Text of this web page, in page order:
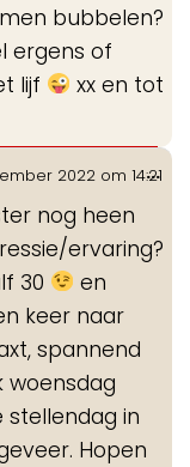
bubbelen?
ergens of
lijf
xx en tot
2022 om 14:21
nog heen
ervaring?
30
en
keer naar
spannend
woensdag
stellendag in
Hopen
...